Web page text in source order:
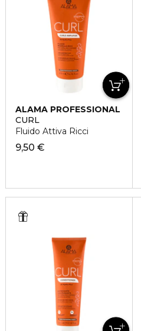
ALAMA PROFESSIONAL
CURL
Fluido Attiva Ricci
9,50 €